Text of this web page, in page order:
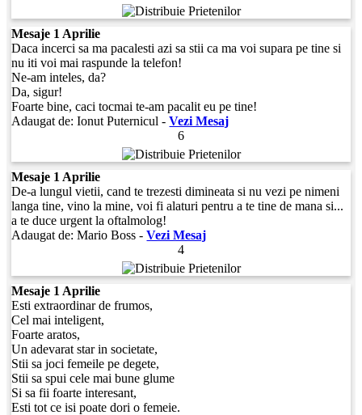
Mesaje 1 Aprilie
Daca incerci sa ma pacalesti azi sa stii ca ma voi supara pe tine si
nu iti voi mai raspunde la telefon!
Ne-am inteles, da?
Da, sigur!
Foarte bine, caci tocmai te-am pacalit eu pe tine!
Adaugat de:Ionut Puternicul -Vezi Mesaj
6
Mesaje 1 Aprilie
De-a lungul vietii, cand te trezesti dimineata si nu vezi pe nimeni
langa tine, vino la mine, voi fi alaturi pentru a te tine de mana si...
a te duce urgent la oftalmolog!
Adaugat de:Mario Boss -Vezi Mesaj
4
Mesaje 1 Aprilie
Esti extraordinar de frumos,
Cel mai inteligent,
Foarte aratos,
Un adevarat star in societate,
Stii sa joci femeile pe degete,
Stii sa spui cele mai bune glume
Si sa fii foarte interesant,
Esti tot ce isi poate dori o femeie.